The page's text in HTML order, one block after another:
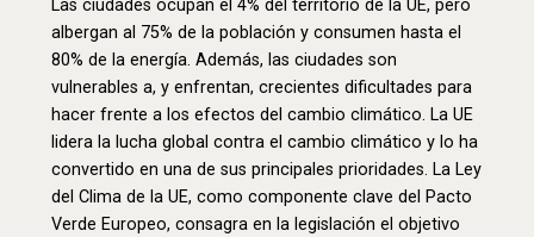
Las ciudades ocupan el 4% del territorio de la UE, pero
albergan al 75% de la población y consumen hasta el
80% de la energía. Además, las ciudades son
vulnerables a, y enfrentan, crecientes dificultades para
hacer frente a los efectos del cambio climático. La UE
lidera la lucha global contra el cambio climático y lo ha
convertido en una de sus principales prioridades. La Ley
del Clima de la UE, como componente clave del Pacto
Verde Europeo, consagra en la legislación el objetivo